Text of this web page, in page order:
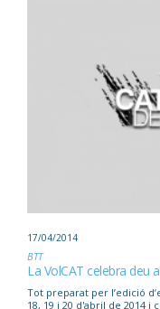
17/04/2014
BTT
La VolCAT celebra deu
Tot preparat per lʼedició
18, 19 i 20 d'abril de 2014